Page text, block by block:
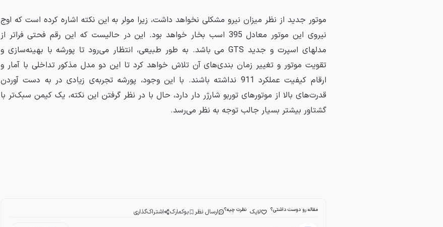
موتور جدید از نظر میزان نیرو مشکلی نخواهد داشت، زیرا مولر به این نکته اشاره کرده است که اوج
نیروی این موتور معادل 395 اسب بخار خواهد بود. این در حالیست که این رقم فحتی فراتر از
مدلهای اسپرت و جدید GTS می باشد. به طور طبیعی، انتظار می‌رود تا پورشه با بهینه‌سازی و
تقویت موتور و تغییر زمان بندی‌های آن تلاش خواهد کرد تا این دو مدل مذکور تداخلی با آمار و
ارقام کیفیت عملکرد 911 نداشته باشند. با این وجود، پورشه تجربه‌ی زیادی در به دست آوردن
قدرت‌های بالا از موتورهای توربو شارژر دار دارد، حال با در نظر گرفتن این نکته، یک کیمن سبک‌تر با
گشتاور بیشتر بسیار جالب توجه به نظر می‌رسد.
مقاله رو دوست داشتی؟ لایک نظرت چیه؟ ارسال نظر بوکمارک اشتراک‌گذاری